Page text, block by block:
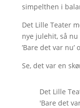
simpelthen i
Det Lille Teater
nye julehit, så
’Bare det var
Se, det var en
Det Lille
'Bare det